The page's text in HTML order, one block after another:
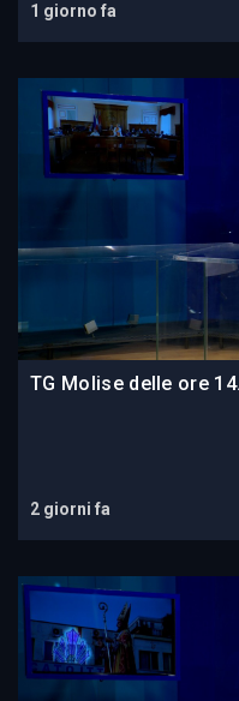
1 giorno fa
TG Molise delle ore
2 giorni fa